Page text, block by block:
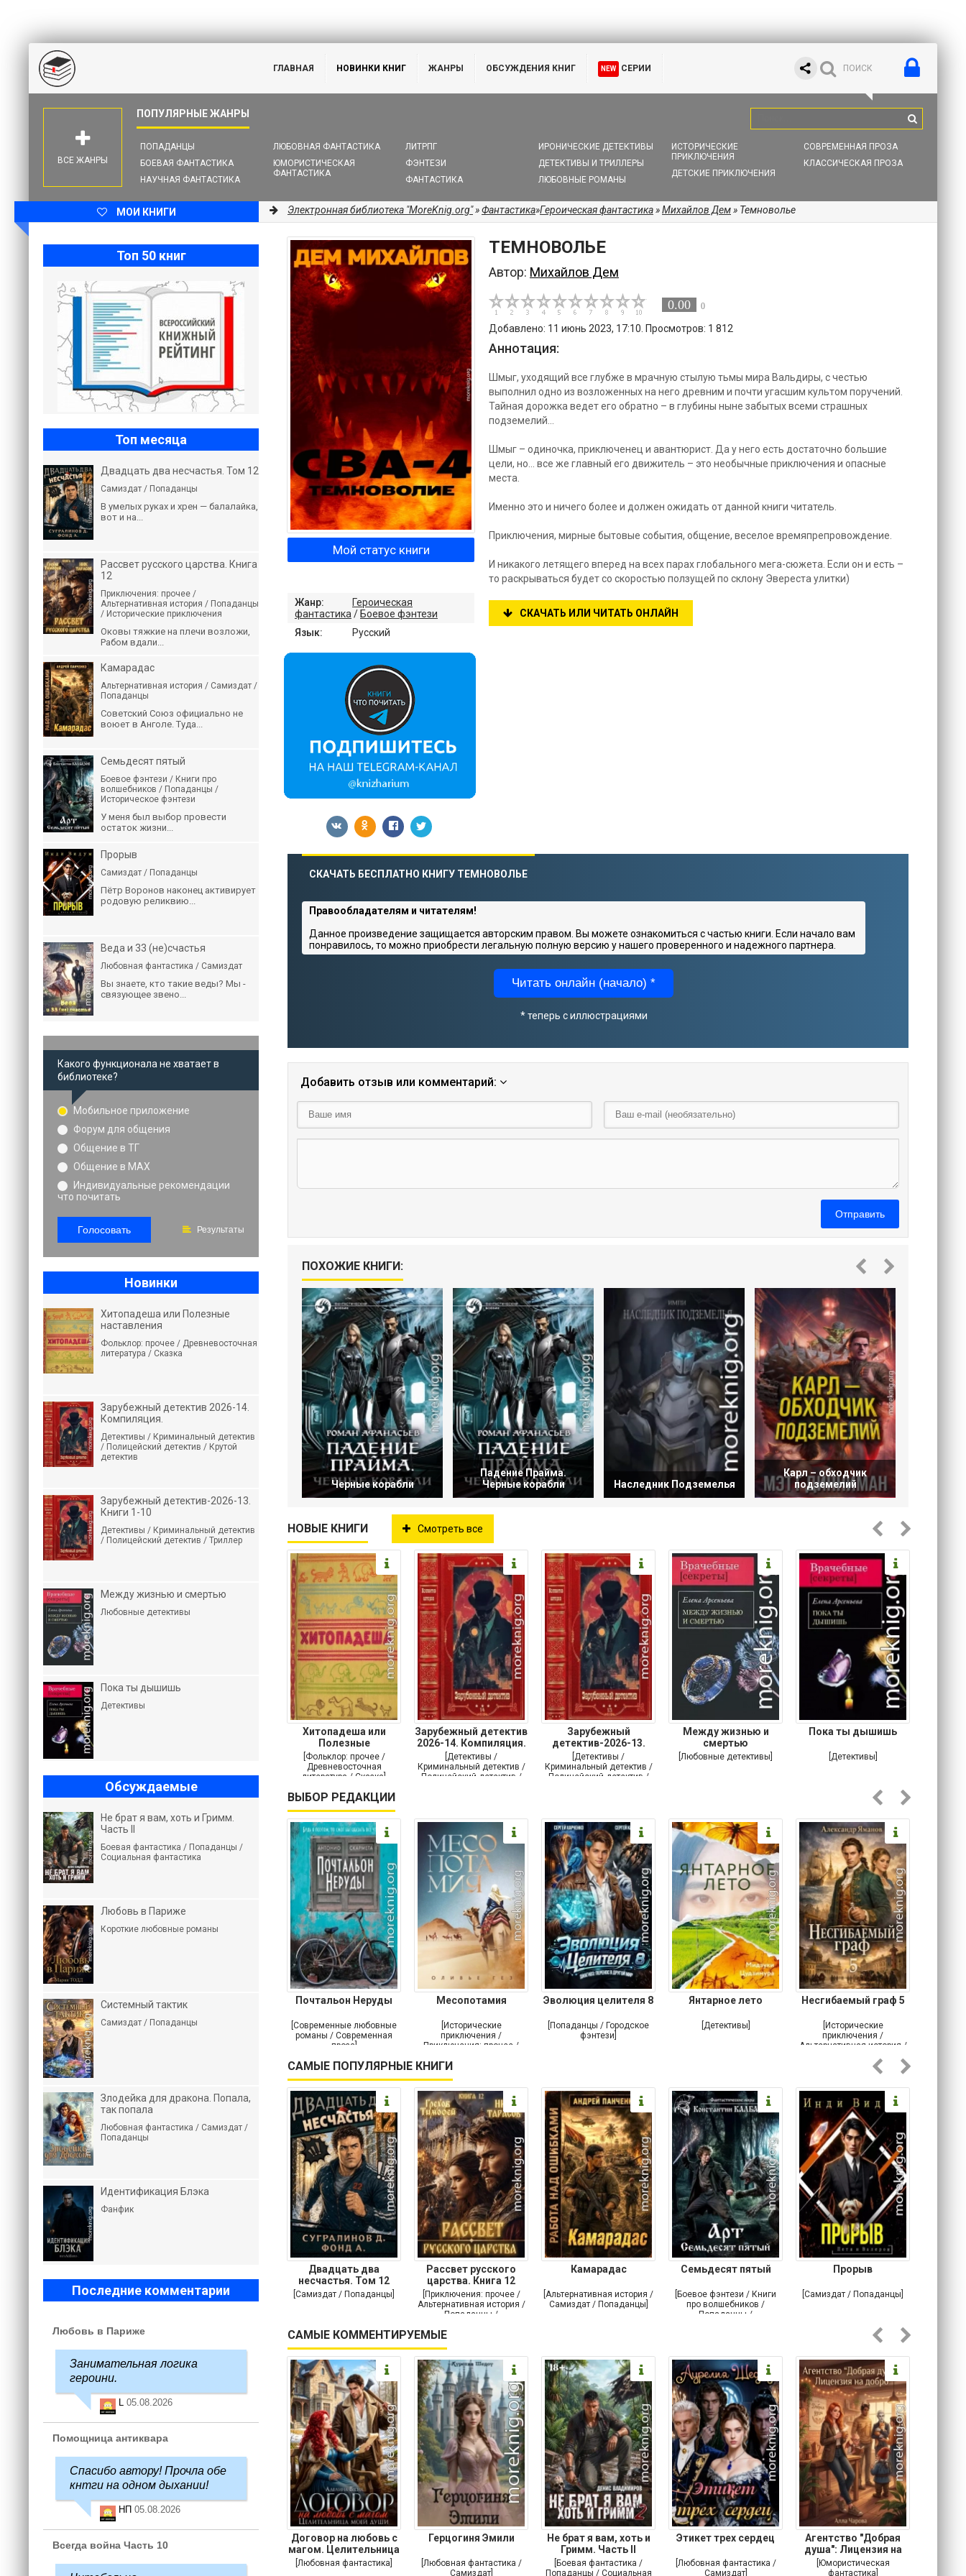
ГЛАВНАЯ НОВИНКИ КНИГ ЖАНРЫ ОБСУЖДЕНИЯ КНИГ NEW СЕРИИ
ПОПАДАНЦЫ
БОЕВАЯ ФАНТАСТИКА
НАУЧНАЯ ФАНТАСТИКА
ЛЮБОВНАЯ ФАНТАСТИКА
ЮМОРИСТИЧЕСКАЯ
ФАНТАСТИКА
ЛИТРПГ
ФЭНТЕЗИ
ФАНТАСТИКА
ИРОНИЧЕСКИЕ ДЕТЕКТИВЫ
ДЕТЕКТИВЫ И ТРИЛЛЕРЫ
ЛЮБОВНЫЕ РОМАНЫ
ИСТОРИЧЕСКИЕ
ПРИКЛЮЧЕНИЯ
ДЕТСКИЕ ПРИКЛЮЧЕНИЯ
СОВРЕМЕННАЯ ПРОЗА
КЛАССИЧЕСКАЯ ПРОЗА
ВСЕ ЖАНРЫ
МОИ КНИГИ Электронная библиотека "MoreKnig.org"»Фантастика»Героическая фантастика»Михайлов Дем» Темноволье
ТЕМНОВОЛЬЕ
Автор: Михайлов Дем
0.00 0
Добавлено: 11 июнь 2023, 17:10. Просмотров: 1 812
Аннотация:
Шмыг, уходящий все глубже в мрачную стылую тьмы мира Вальдиры, с честью
выполнил одно из возложенных на него древним и почти угасшим культом поручений.
Тайная дорожка ведет его обратно – в глубины ныне забытых всеми страшных
подземелий…
Шмыг – одиночка, приключенец и авантюрист. Да у него есть достаточно большие
цели, но… все же главный его движитель – это необычные приключения и опасные
места.
Именно это и ничего более и должен ожидать от данной книги читатель.
Приключения, мирные бытовые события, общение, веселое времяпрепровождение.
И никакого летящего вперед на всех парах глобального мега-сюжета. Если он и есть –
то раскрываться будет со скоростью ползущей по склону Эвереста улитки)
СКАЧАТЬ ИЛИ ЧИТАТЬ ОНЛАЙН
Мой статус книги
Жанр:
Героическая
фантастика / Боевое фэнтези
Язык:
Русский
СКАЧАТЬ БЕСПЛАТНО КНИГУ ТЕМНОВОЛЬЕ
Правообладателям и читателям!
Данное произведение защищается авторским правом. Вы можете ознакомиться с частью книги. Если начало вам
понравилось, то можно приобрести легальную полную версию у нашего проверенного и надежного партнера.
Читать онлайн (начало) *
* теперь с иллюстрациями
Добавить отзыв или комментарий:
Отправить
ПОХОЖИЕ КНИГИ:
Черные корабли
Падение Прайма.
Черные корабли
Наследник Подземелья
Карл – обходчик
подземелий
НОВЫЕ КНИГИ Смотреть все
Хитопадеша или
Полезные
наставления
[Фольклор: прочее /
Древневосточная
литература / Сказка]
Зарубежный детектив
2026-14. Компиляция.
Книги
[Детективы /
Криминальный детектив /
Полицейский детектив /
Зарубежный
детектив-2026-13.
Книги 1-10
[Детективы /
Криминальный детектив /
Полицейский детектив /
Между жизнью и
смертью
[Любовные детективы]
Пока ты дышишь
[Детективы]
ВЫБОР РЕДАКЦИИ
Почтальон Неруды
[Современные любовные
романы / Современная
проза]
Месопотамия
[Исторические
приключения /
Приключения: прочее /
Историческая проза]
Эволюция целителя 8
[Попаданцы / Городское
фэнтези]
Янтарное лето
[Детективы]
Несгибаемый граф 5
[Исторические
приключения /
Альтернативная история /
САМЫЕ ПОПУЛЯРНЫЕ КНИГИ
Двадцать два
несчастья. Том 12
[Самиздат / Попаданцы]
Рассвет русского
царства. Книга 12
[Приключения: прочее /
Альтернативная история /
Попаданцы /
приключения]
Камарадас
[Альтернативная история /
Самиздат / Попаданцы]
Семьдесят пятый
[Боевое фэнтези / Книги
про волшебников /
Попаданцы /
Прорыв
[Самиздат / Попаданцы]
САМЫЕ КОММЕНТИРУЕМЫЕ
Договор на любовь с
магом. Целительница
моей души
[Любовная фантастика]
Герцогиня Эмили
[Любовная фантастика /
Самиздат]
Не брат я вам, хоть и
Гримм. Часть II
[Боевая фантастика /
Попаданцы / Социальная
Этикет трех сердец
[Любовная фантастика /
Самиздат]
Агентство "Добрая
душа": Лицензия на
добро
[Юмористическая
фантастика]
Топ 50 книг
Топ месяца
Двадцать два несчастья. Том 12
Самиздат / Попаданцы
В умелых руках и хрен — балалайка,
вот и на...
Рассвет русского царства. Книга
12
Приключения: прочее /
Альтернативная история / Попаданцы
/ Исторические приключения
Оковы тяжкие на плечи возложи,
Рабом вдали...
Камарадас
Альтернативная история / Самиздат /
Попаданцы
Советский Союз официально не
воюет в Анголе. Туда...
Семьдесят пятый
Боевое фэнтези / Книги про
волшебников / Попаданцы /
Историческое фэнтези
У меня был выбор провести
остаток жизни...
Прорыв
Самиздат / Попаданцы
Пётр Воронов наконец активирует
родовую реликвию...
Веда и 33 (не)счастья
Любовная фантастика / Самиздат
Вы знаете, кто такие веды? Мы -
связующее звено...
Какого функционала не хватает в
библиотеке?
Мобильное приложение
Форум для общения
Общение в ТГ
Общение в MAX
Индивидуальные рекомендации
что почитать
Голосовать Результаты
Новинки
Хитопадеша или Полезные
наставления
Фольклор: прочее / Древневосточная
литература / Сказка
Зарубежный детектив 2026-14.
Компиляция.
Детективы / Криминальный детектив
/ Полицейский детектив / Крутой
детектив
Зарубежный детектив-2026-13.
Книги 1-10
Детективы / Криминальный детектив
/ Полицейский детектив / Триллер
Между жизнью и смертью
Любовные детективы
Пока ты дышишь
Детективы
Обсуждаемые
Не брат я вам, хоть и Гримм.
Часть II
Боевая фантастика / Попаданцы /
Социальная фантастика
Любовь в Париже
Короткие любовные романы
Системный тактик
Самиздат / Попаданцы
Злодейка для дракона. Попала,
так попала
Любовная фантастика / Самиздат /
Попаданцы
Идентификация Блэка
Фанфик
Последние комментарии
Любовь в Париже
Занимательная логика
героини.
L 05.08.2026
Помощница антиквара
Спасибо автору! Прочла обе
кнтги на одном дыхании!
НП 05.08.2026
Всегда война Часть 10